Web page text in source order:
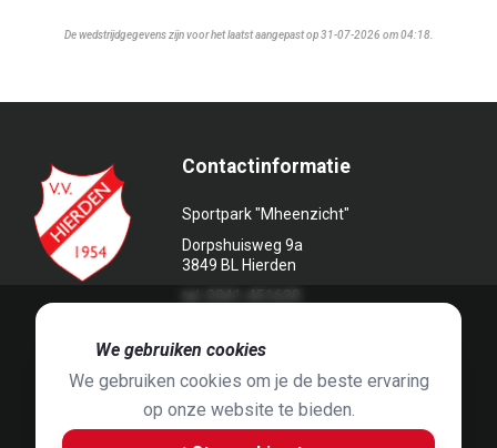
De wedstrijdgegevens zijn voor het laatst aangepast op 31-07-2026 om 04:18.
Contactinformatie
Sportpark "Mheenzicht"
Dorpshuisweg 9a
3849 BL Hierden
Jaap Hop & ontwerpen door
We gebruiken cookies
We gebruiken cookies om je de beste ervaring
op onze website te bieden.